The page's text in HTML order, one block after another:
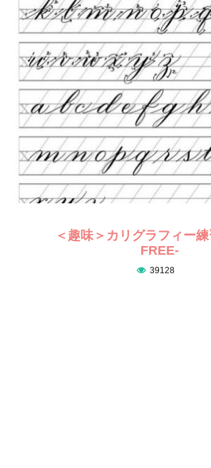
＜趣味＞カリグラフィー
FREE-
39128